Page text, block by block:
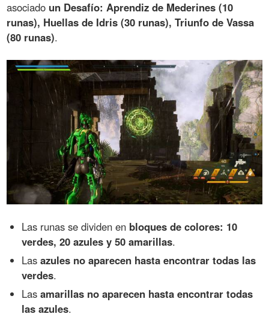
asociado un Desafío: Aprendiz de Mederines (10
runas), Huellas de Idris (30 runas), Triunfo de Vassa
(80 runas).
Las runas se dividen en bloques de colores: 10
verdes, 20 azules y 50 amarillas.
Lasazules no aparecen hasta encontrar todas las
verdes.
Lasamarillas no aparecen hasta encontrar todas
las azules.